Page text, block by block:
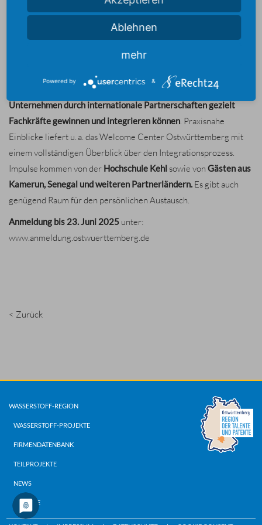
Landratsamt Ostalbkreis nach Aalen
bis 15:30 Uhr
Akteure aus Verwaltung, Wirtschaft
und Bildung
Ansätze zur Fachkräftegewinnung, beruflichen Bildung und
Im Mittelpunkt steht die Frage,
wie Kommunen und
Unternehmen durch internationale Partnerschaften gezielt
Fachkräfte gewinnen und integrieren können. Praxisnahe
Einblicke liefert u. a. das Welcome Center Ostwürttemberg mit
einem vollständigen Überblick über den Integrationsprozess.
Impulse kommen von der Hochschule Kehl sowie von Gästen aus
Kamerun, Senegal und weiteren Partnerländern. Es gibt auch
genügend Raum für den persönlichen Austausch.
Anmeldung bis 23. Juni 2025 unter:
www.anmeldung.ostwuerttemberg.de
< Zurück
WASSERSTOFF-REGION
WASSERSTOFF-PROJEKTE
FIRMENDATENBANK
TEILPROJEKTE
NEWS
TERMINE
Ablehnen
mehr
Powered by &